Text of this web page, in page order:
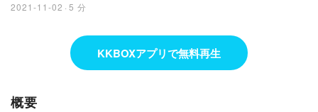
2021-11-02 · 5 分
KKBOXアプリで無料再生
概要